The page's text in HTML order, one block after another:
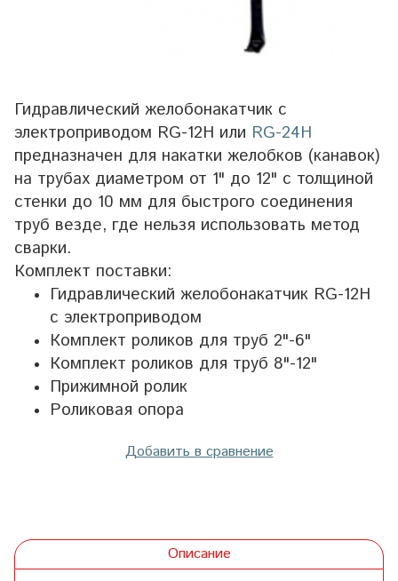
Гидравлический желобонакатчик с
электроприводом RG-12H или RG-24H
предназначен для накатки желобков (канавок)
на трубах диаметром от 1" до 12" с толщиной
стенки до 10 мм для быстрого соединения
труб везде, где нельзя использовать метод
сварки.
Комплект поставки:
Гидравлический желобонакатчик RG-12H
с электроприводом
Комплект роликов для труб 2"-6"
Комплект роликов для труб 8"-12"
Прижимной ролик
Роликовая опора
Добавить в сравнение
Описание